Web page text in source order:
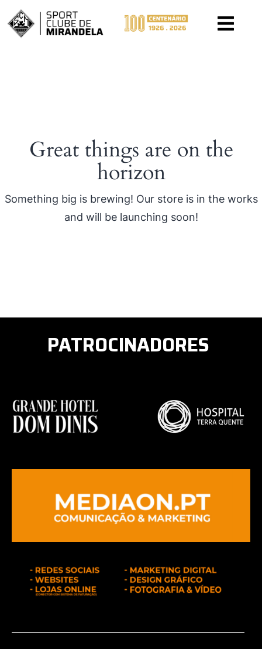
Great things are on the
horizon
Something big is brewing! Our store is in the works
and will be launching soon!
PATROCINADORES